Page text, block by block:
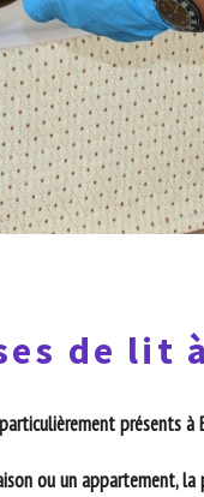
de lit
présents à
ou un appartement, la